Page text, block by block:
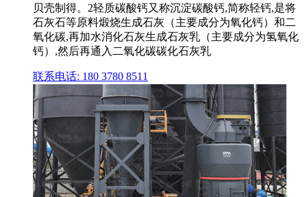
贝壳制得。2轻质碳酸钙又称沉淀碳酸钙,简称轻钙,是将
石灰石等原料煅烧生成石灰（主要成分为氧化钙）和二
氧化碳,再加水消化石灰生成石灰乳（主要成分为氢氧化
钙）,然后再通入二氧化碳碳化石灰乳
联系电话: 180 3780 8511